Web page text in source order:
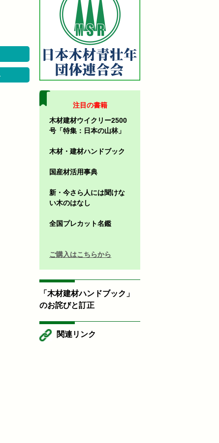
注目の書籍
木材建材ウイクリー2500
号「特集：日本の山林」
木材・建材ハンドブック
国産材活用事典
新・今さら人には聞けな
い木のはなし
全国プレカット名鑑
ご購入はこちらから
「木材建材ハンドブック」
のお詫びと訂正
関連リンク